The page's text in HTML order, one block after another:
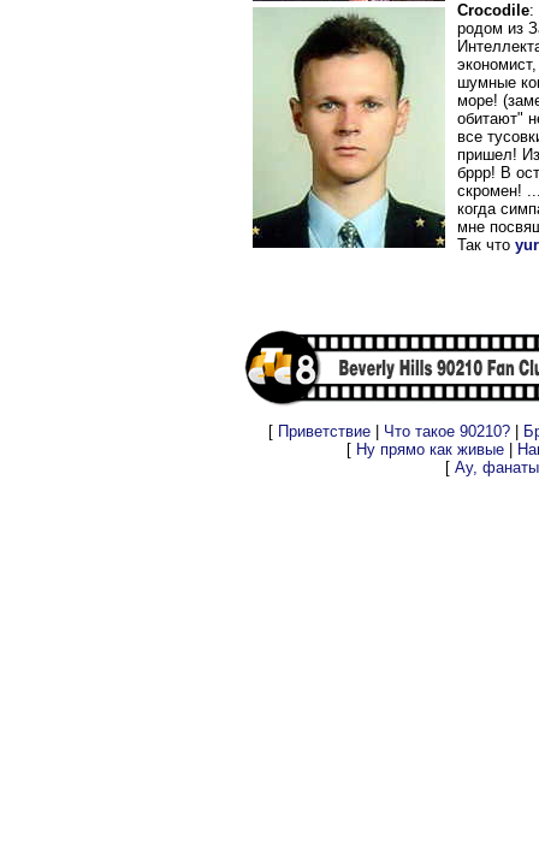
Crocodile:
родом из
шумные
море!
обитают"
все
пришел!
бррр! В
скромен!
когда
мне
Так что
[ Приветствие| Что такое 90210?|
[ Ну прямо как живые|
[ Ау,